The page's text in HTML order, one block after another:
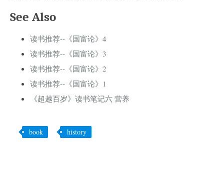
See Also
读书推荐--《国富论》4
读书推荐--《国富论》3
读书推荐--《国富论》2
读书推荐--《国富论》1
《超越百岁》读书笔记六 营养
book history